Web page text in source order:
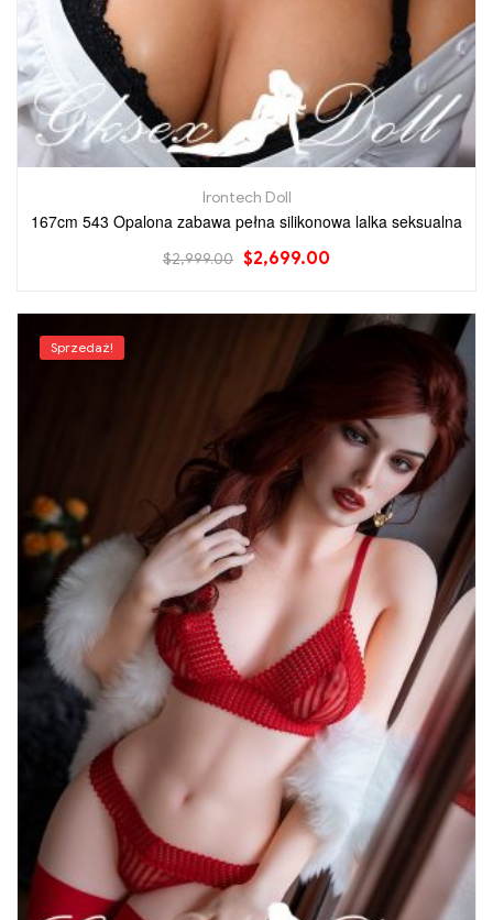
Irontech Doll
167cm 543 Opalona zabawa pełna silikonowa lalka seksualna
$2,999.00 $2,699.00
Sprzedaż!